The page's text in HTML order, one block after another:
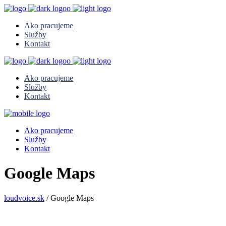
Ako pracujeme
Služby
Kontakt
Ako pracujeme
Služby
Kontakt
Ako pracujeme
Služby
Kontakt
Google Maps
loudvoice.sk /Google Maps